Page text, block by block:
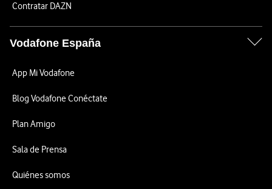
Contratar DAZN
Vodafone España
App Mi Vodafone
Blog Vodafone Conéctate
Plan Amigo
Sala de Prensa
Quiénes somos